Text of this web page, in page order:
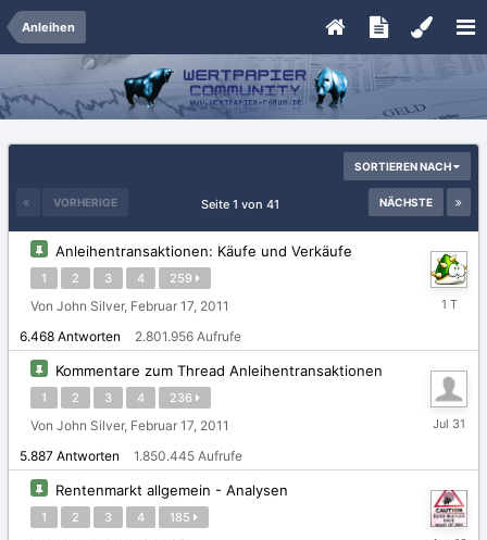
Anleihen
SORTIEREN NACH
VORHERIGE NÄCHSTE
Seite 1 von 41
Anleihentransaktionen: Käufe und Verkäufe
1 2 3 4 259
Von John Silver, Februar 17, 2011
6.468 Antworten 2.801.956 Aufrufe
Freitag
Kommentare zum Thread Anleihentransaktionen
1 2 3 4 236
Von John Silver, Februar 17, 2011
5.887 Antworten 1.850.445 Aufrufe
31.
Rentenmarkt allgemein - Analysen
1 2 3 4 185
10.